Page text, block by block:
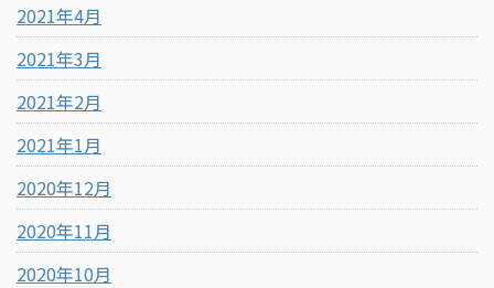
2021年4月
2021年3月
2021年2月
2021年1月
2020年12月
2020年11月
2020年10月